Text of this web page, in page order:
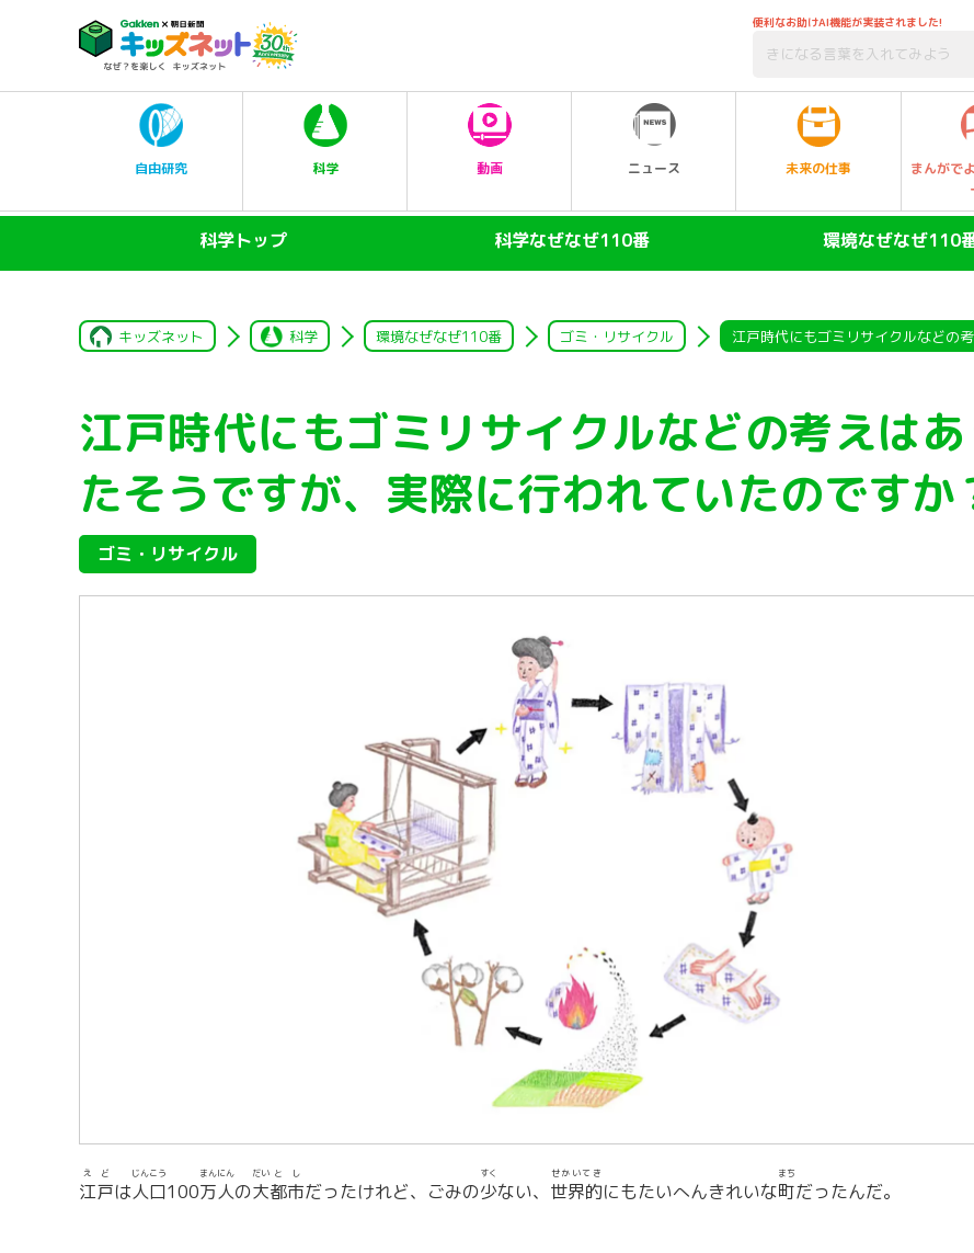
便利なお助けAI機能が実装されました!
自由研究 科学 動画 ニュース 未来の仕事
まんがで
科学トップ 科学なぜなぜ110番
陸の動物
水の動物
植物
宇宙
身近なふしぎ
理科の実験
環境なぜなぜ110
自然・生物
ゴミ・リサイクル
くらしと食
キッズネット 科学 環境なぜなぜ110番 ゴミ・リサイクル 江戸時代にもゴミリサイクルなどの
江戸時代にもゴミリサイクルなどの考えはあ
たそうですが、実際に行われていたのですか
ゴミ・リサイクル
江戸
えど
は人口
じんこう
100万
まん
人
にん
の大
だい
都市
とし
だったけれど、ごみの少
すく
ない、 世界的
せかいてき
にもたいへんきれいな町
まち
だったんだ。